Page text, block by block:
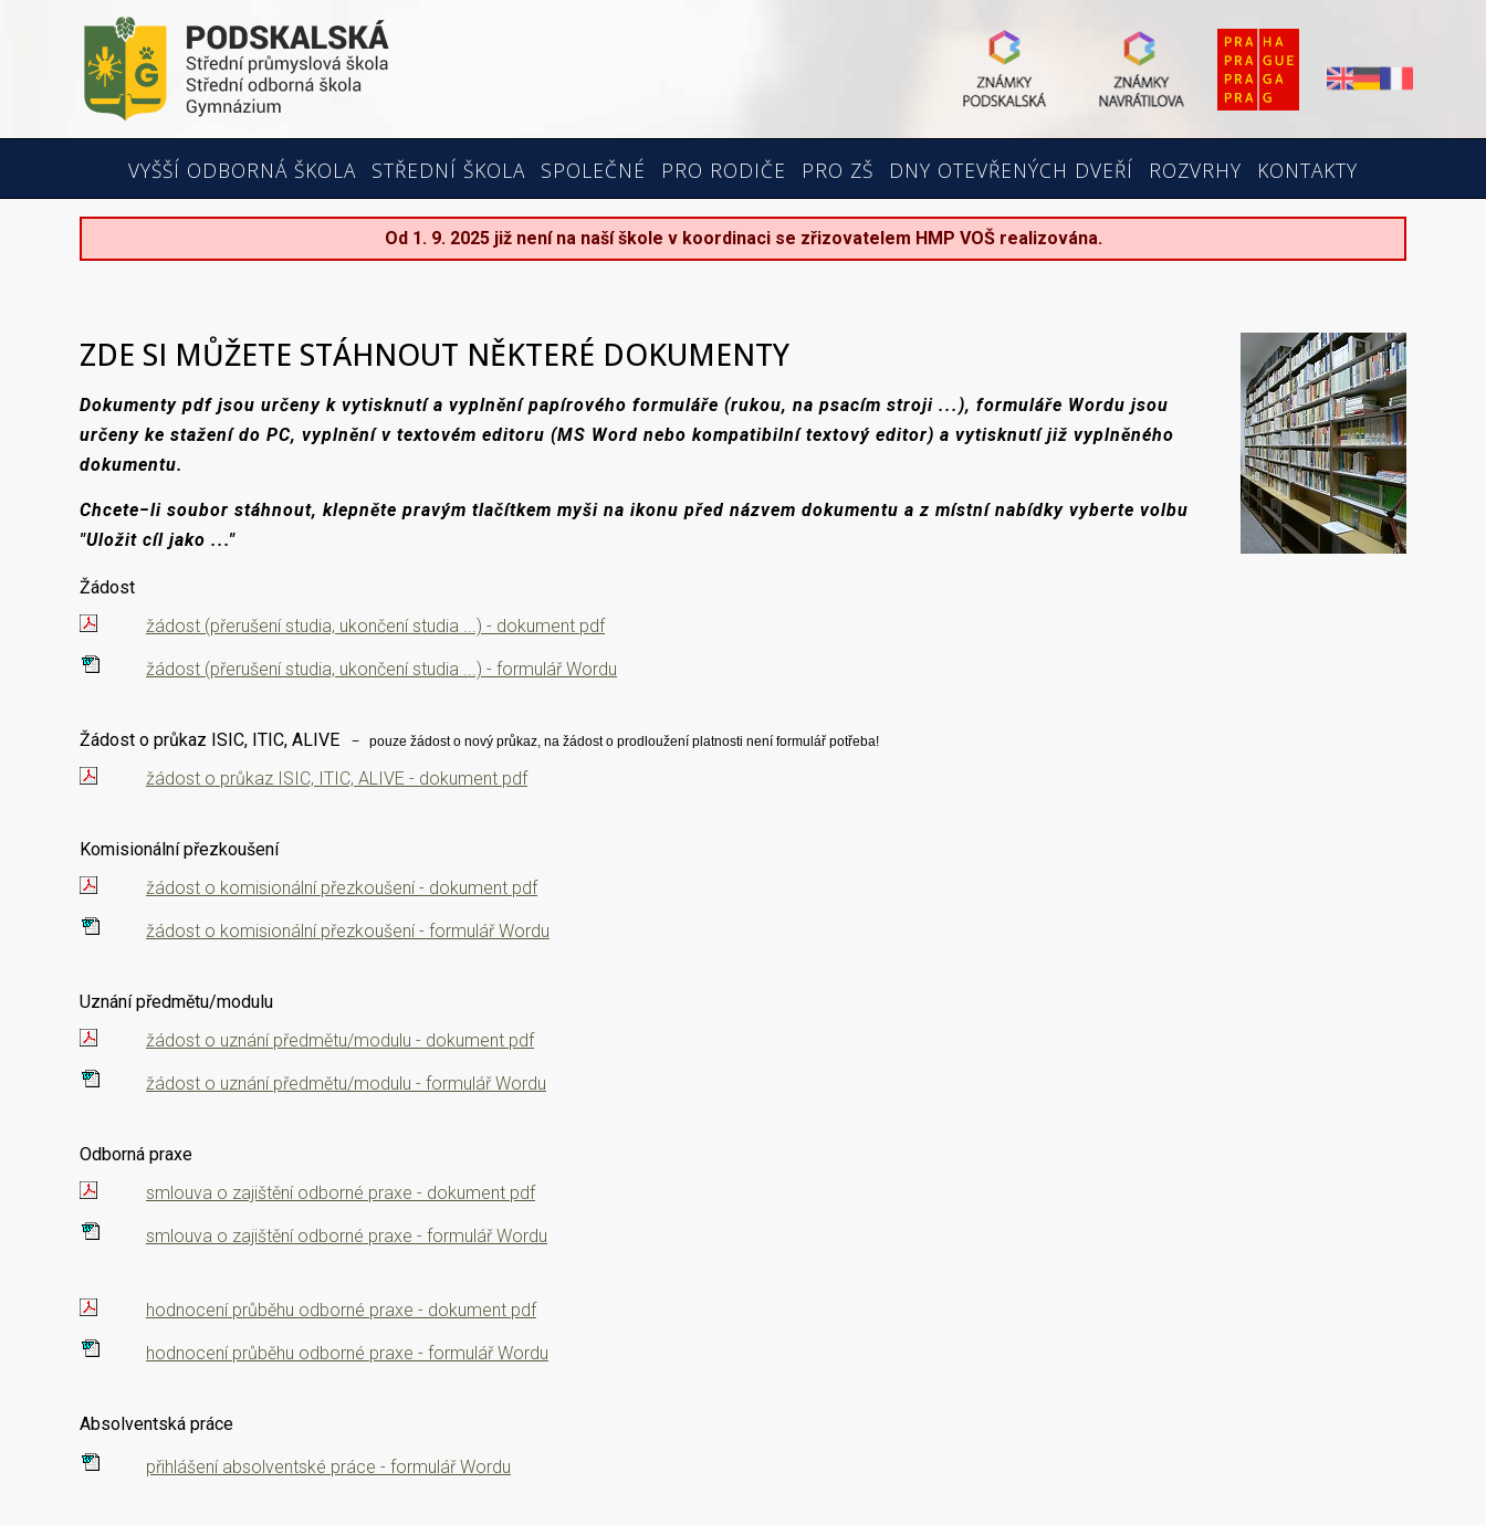
VYŠŠÍ ODBORNÁ ŠKOLA STŘEDNÍ ŠKOLA SPOLEČNÉ PRO RODIČE PRO ZŠ DNY OTEVŘENÝCH DVEŘÍ ROZVRHY KONTAKTY
Od 1. 9. 2025 již není na naší škole v koordinaci se zřizovatelem HMP VOŠ realizována.
ZDE SI MŮŽETE STÁHNOUT NĚKTERÉ DOKUMENTY
Dokumenty pdf jsou určeny k vytisknutí a vyplnění papírového formuláře (rukou, na psacím stroji ...), formuláře Wordu jsou
určeny ke stažení do PC, vyplnění v textovém editoru (MS Word nebo kompatibilní textový editor) a vytisknutí již vyplněného
dokumentu.
Chcete−li soubor stáhnout, klepněte pravým tlačítkem myši na ikonu před názvem dokumentu a z místní nabídky vyberte volbu
"Uložit cíl jako ..."
Žádost
žádost (přerušení studia, ukončení studia ...) - dokument pdf
žádost (přerušení studia, ukončení studia ...) - formulář Wordu
Žádost o průkaz ISIC, ITIC, ALIVE − pouze žádost o nový průkaz, na žádost o prodloužení platnosti není formulář potřeba!
žádost o průkaz ISIC, ITIC, ALIVE - dokument pdf
Komisionální přezkoušení
žádost o komisionální přezkoušení - dokument pdf
žádost o komisionální přezkoušení - formulář Wordu
Uznání předmětu/modulu
žádost o uznání předmětu/modulu - dokument pdf
žádost o uznání předmětu/modulu - formulář Wordu
Odborná praxe
smlouva o zajištění odborné praxe - dokument pdf
smlouva o zajištění odborné praxe - formulář Wordu
hodnocení průběhu odborné praxe - dokument pdf
hodnocení průběhu odborné praxe - formulář Wordu
Absolventská práce
přihlášení absolventské práce - formulář Wordu